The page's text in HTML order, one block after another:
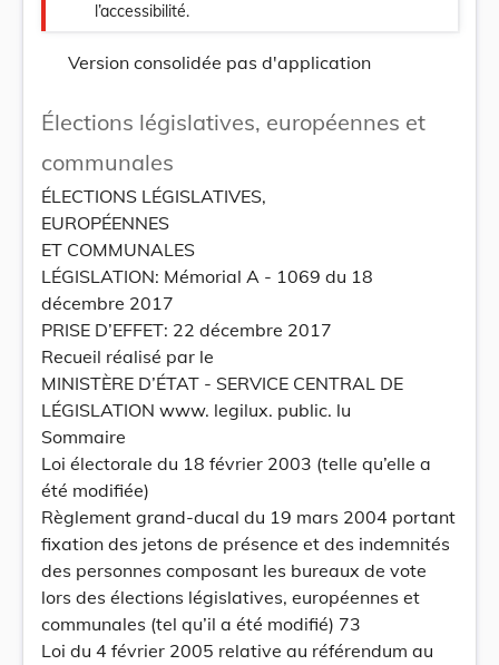
l’accessibilité.
Version consolidée pas d'application
Élections législatives, européennes et
communales
ÉLECTIONS LÉGISLATIVES,
EUROPÉENNES
ET COMMUNALES
LÉGISLATION: Mémorial A - 1069 du 18
décembre 2017
PRISE D’EFFET: 22 décembre 2017
Recueil réalisé par le
MINISTÈRE D’ÉTAT - SERVICE CENTRAL DE
LÉGISLATION www. legilux. public. lu
Sommaire
Loi électorale du 18 février 2003 (telle qu’elle a
été modifiée)
Règlement grand-ducal du 19 mars 2004 portant
fixation des jetons de présence et des indemnités
des personnes composant les bureaux de vote
lors des élections législatives, européennes et
communales (tel qu’il a été modifié) 73
Loi du 4 février 2005 relative au référendum au